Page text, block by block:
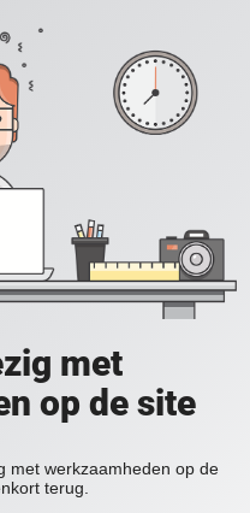
met
op de site
met werkzaamheden op de
terug.